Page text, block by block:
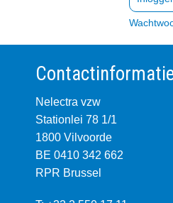
Nelectra vzw
Stationlei 78 1/1
1800 Vilvoorde
BE 0410 342 662
RPR Brussel